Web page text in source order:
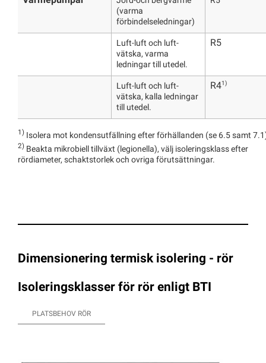
(varma
förbindelseledningar)
Luft-luft och luft-
vätska, varma
ledningar till utedel.
R5
Luft-luft och luft-
vätska, kalla ledningar
till utedel.
R41)
1) Isolera mot kondensutfällning efter förhällanden (se 6.5 samt
2) Beakta mikrobiell tillväxt (legionella), välj isoleringsklass efter
rördiameter, schaktstorlek och ovriga förutsättningar.
Dimensionering termisk isolering - rör
Isoleringsklasser för rör enligt BTI
PLATSBEHOV RÖR